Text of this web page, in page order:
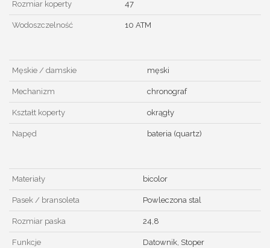
Rozmiar koperty 47
Wodoszczelność 10 ATM
Męskie / damskie męski
Mechanizm chronograf
Kształt koperty okrągły
Napęd bateria (quartz)
Materiały bicolor
Pasek / bransoleta Powleczona stal
Rozmiar paska 24,8
Funkcje Datownik, Stoper